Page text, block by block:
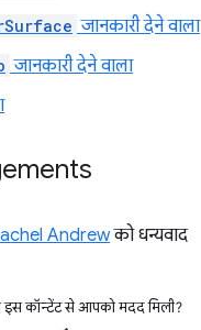
जानकारी देने वाला
जानकारी देने वाला
Andrewको धन्यवाद
इस कॉन्टेंट से आपको मदद मिली?